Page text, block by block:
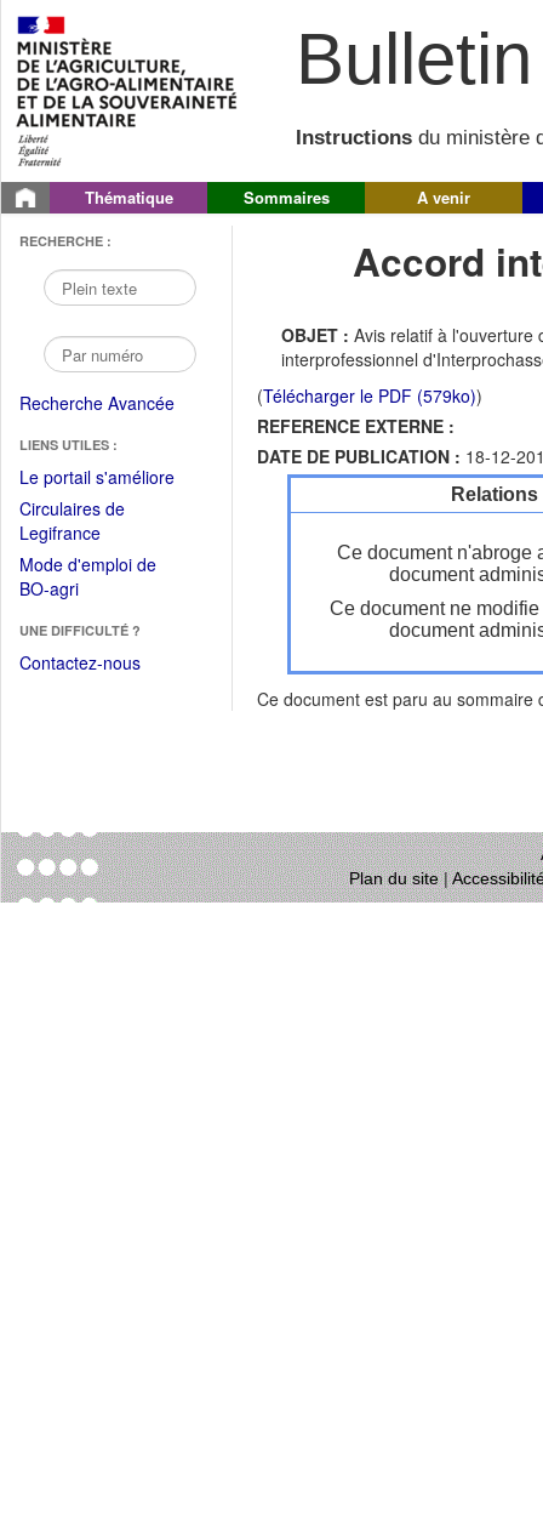
Instructions du ministère
Thématique Sommaires A venir
RECHERCHE :
Recherche Avancée
LIENS UTILES :
Le portail s'améliore(Fichier
Circulaires de
Legifrance(Ouvrir
dans
une
fenêtre)
Mode d'emploi de
BO-agri(Ouvrir
une
nouvelle
UNE DIFFICULTÉ ?
Contactez-nous
Accord
OBJET : Avis relatif à l'ouverture
interprofessionnel
(Télécharger le PDF (579ko))
REFERENCE EXTERNE :
DATE DE PUBLICATION : 18-12-
Ce document n'abroge
document
Ce document ne
document
Ce document est paru au sommaire
Plan du site|